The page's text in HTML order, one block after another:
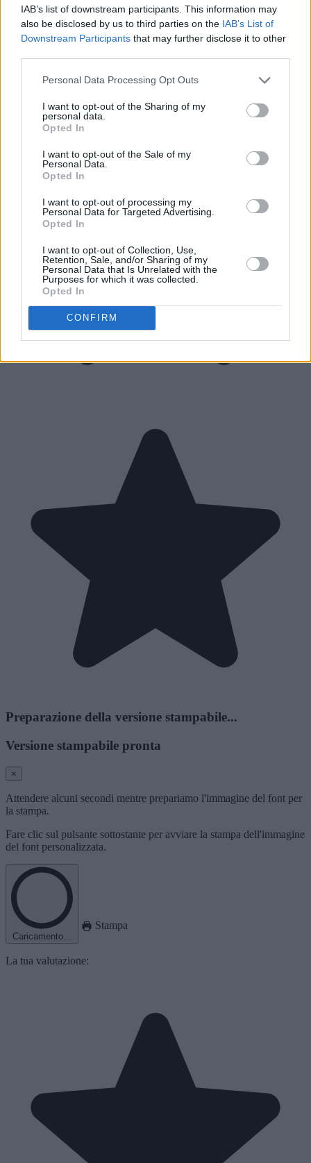
IAB’s list of downstream participants. This information may
also be disclosed by us to third parties on the IAB’s List of
Downstream Participants that may further disclose it to other
Personal Data Processing Opt Outs
I want to opt-out of the Sharing of my
personal data.
Opted In
I want to opt-out of the Sale of my
Personal Data.
Opted In
I want to opt-out of processing my
Personal Data for Targeted Advertising.
Opted In
I want to opt-out of Collection, Use,
Retention, Sale, and/or Sharing of my
Personal Data that Is Unrelated with the
Purposes for which it was collected.
Opted In
CONFIRM
Preparazione della versione stampabile...
Versione stampabile pronta
×
Attendere alcuni secondi mentre prepariamo l'immagine del font per
la stampa.
Fare clic sul pulsante sottostante per avviare la stampa dell'immagine
del font personalizzata.
Caricamento...
Stampa
La tua valutazione: